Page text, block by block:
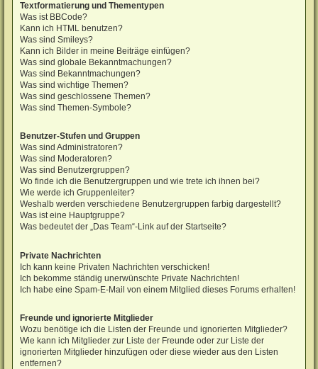
Textformatierung und Thementypen
Was ist BBCode?
Kann ich HTML benutzen?
Was sind Smileys?
Kann ich Bilder in meine Beiträge einfügen?
Was sind globale Bekanntmachungen?
Was sind Bekanntmachungen?
Was sind wichtige Themen?
Was sind geschlossene Themen?
Was sind Themen-Symbole?
Benutzer-Stufen und Gruppen
Was sind Administratoren?
Was sind Moderatoren?
Was sind Benutzergruppen?
Wo finde ich die Benutzergruppen und wie trete ich ihnen bei?
Wie werde ich Gruppenleiter?
Weshalb werden verschiedene Benutzergruppen farbig dargestellt?
Was ist eine Hauptgruppe?
Was bedeutet der „Das Team“-Link auf der Startseite?
Private Nachrichten
Ich kann keine Privaten Nachrichten verschicken!
Ich bekomme ständig unerwünschte Private Nachrichten!
Ich habe eine Spam-E-Mail von einem Mitglied dieses Forums erhalten!
Freunde und ignorierte Mitglieder
Wozu benötige ich die Listen der Freunde und ignorierten Mitglieder?
Wie kann ich Mitglieder zur Liste der Freunde oder zur Liste der
ignorierten Mitglieder hinzufügen oder diese wieder aus den Listen
entfernen?